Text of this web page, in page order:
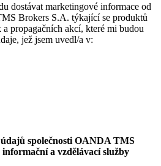
dostávat marketingové informace od
Brokers S.A. týkající se produktů
propagačních akcí, které mi budou
jež jsem uvedl/a v:
společnosti OANDA TMS
a vzdělávací služby